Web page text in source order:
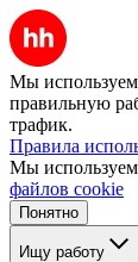
Мы
правильную
трафик.
Правила
Мы
файлов cookie
Понятно
Ищу работу